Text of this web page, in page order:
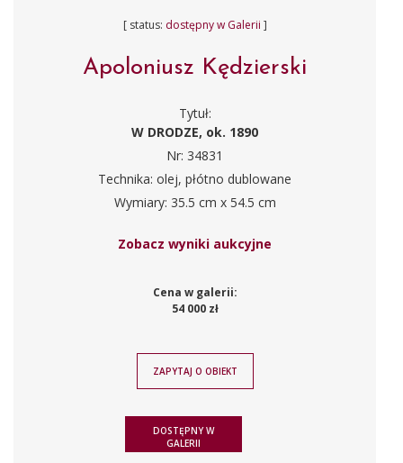
[ status: dostępny w Galerii ]
Apoloniusz Kędzierski
Tytuł:
W DRODZE, ok. 1890
Nr: 34831
Technika: olej, płótno dublowane
Wymiary: 35.5 cm x 54.5 cm
Zobacz wyniki aukcyjne
Cena w galerii:
54 000 zł
ZAPYTAJ O OBIEKT
DOSTĘPNY W
GALERII